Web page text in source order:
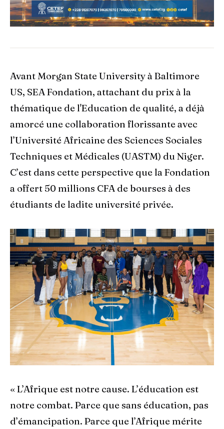
Avant Morgan State University à Baltimore
US, SEA Fondation, attachant du prix à la
thématique de l'Education de qualité, a déjà
amorcé une collaboration florissante avec
l’Université Africaine des Sciences Sociales
Techniques et Médicales (UASTM) du Niger.
C’est dans cette perspective que la Fondation
a offert 50 millions CFA de bourses à des
étudiants de ladite université privée.
« L’Afrique est notre cause. L’éducation est
notre combat. Parce que sans éducation, pas
d’émancipation. Parce que l’Afrique mérite